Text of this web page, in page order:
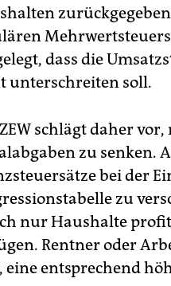
dass die
unterschreiten soll.
schlägt daher
zu senken.
bei der
zu
nur Haushalte
Rentner oder
eine entsprechend